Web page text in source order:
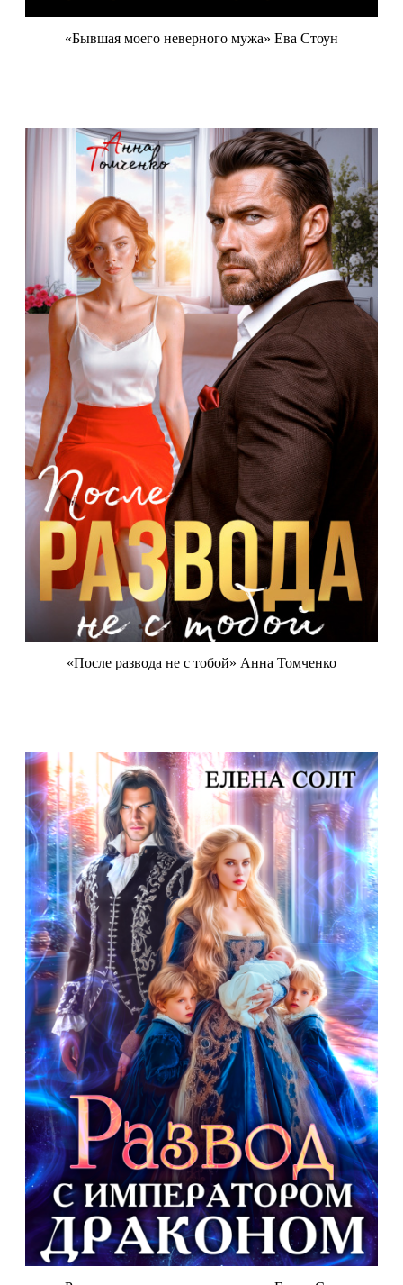
«Бывшая моего неверного мужа» Ева Стоун
«После развода не с тобой» Анна Томченко